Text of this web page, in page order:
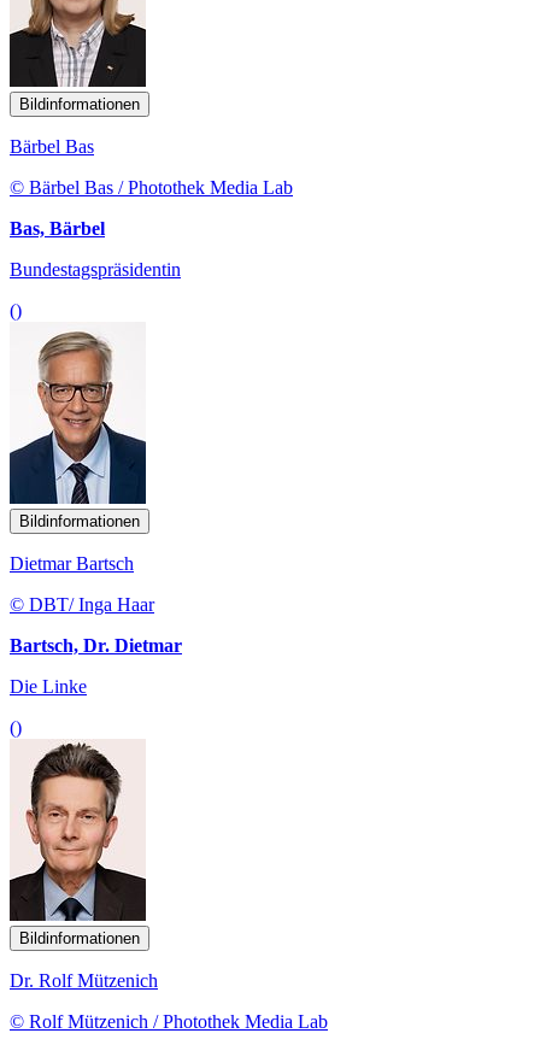
Bildinformationen
Bärbel Bas
© Bärbel Bas / Photothek Media Lab
Bas, Bärbel
Bundestagspräsidentin
()
Bildinformationen
Dietmar Bartsch
© DBT/ Inga Haar
Bartsch, Dr. Dietmar
Die Linke
()
Bildinformationen
Dr. Rolf Mützenich
© Rolf Mützenich / Photothek Media Lab